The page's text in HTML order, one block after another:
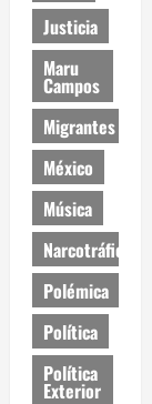
Justicia
Maru
Campos
Migrantes
México
Música
Narcotráfico
Polémica
Política
Política
Exterior